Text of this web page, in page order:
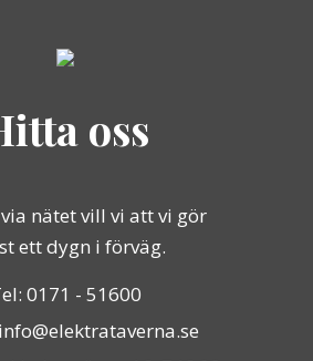
oss
nätet vill vi att vi gör
ett dygn i förväg.
0171 - 51600